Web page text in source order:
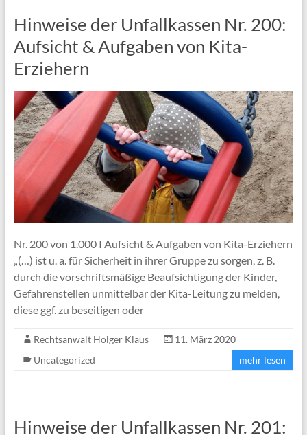
Hinweise der Unfallkassen Nr. 200:
Aufsicht & Aufgaben von Kita-
Erziehern
Nr. 200 von 1.000 I Aufsicht & Aufgaben von Kita-Erziehern
„(…) ist u. a. für Sicherheit in ihrer Gruppe zu sorgen, z. B.
durch die vorschriftsmäßige Beaufsichtigung der Kinder,
Gefahrenstellen unmittelbar der Kita-Leitung zu melden,
diese ggf. zu beseitigen oder
Rechtsanwalt Holger Klaus
11. März 2020
Uncategorized
mehr lesen
Hinweise der Unfallkassen Nr. 201: